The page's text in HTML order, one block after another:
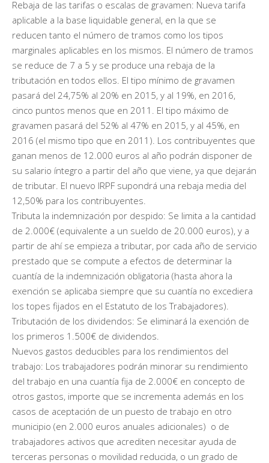
Rebaja de las tarifas o escalas de gravamen: Nueva tarifa
aplicable a la base liquidable general, en la que se
reducen tanto el número de tramos como los tipos
marginales aplicables en los mismos. El número de tramos
se reduce de 7 a 5 y se produce una rebaja de la
tributación en todos ellos. El tipo mínimo de gravamen
pasará del 24,75% al 20% en 2015, y al 19%, en 2016,
cinco puntos menos que en 2011. El tipo máximo de
gravamen pasará del 52% al 47% en 2015, y al 45%, en
2016 (el mismo tipo que en 2011). Los contribuyentes que
ganan menos de 12.000 euros al año podrán disponer de
su salario íntegro a partir del año que viene, ya que dejarán
de tributar. El nuevo IRPF supondrá una rebaja media del
12,50% para los contribuyentes.
Tributa la indemnización por despido: Se limita a la cantidad
de 2.000€ (equivalente a un sueldo de 20.000 euros), y a
partir de ahí se empieza a tributar, por cada año de servicio
prestado que se compute a efectos de determinar la
cuantía de la indemnización obligatoria (hasta ahora la
exención se aplicaba siempre que su cuantía no excediera
los topes fijados en el Estatuto de los Trabajadores).
Tributación de los dividendos: Se eliminará la exención de
los primeros 1.500€ de dividendos.
Nuevos gastos deducibles para los rendimientos del
trabajo: Los trabajadores podrán minorar su rendimiento
del trabajo en una cuantía fija de 2.000€ en concepto de
otros gastos, importe que se incrementa además en los
casos de aceptación de un puesto de trabajo en otro
municipio (en 2.000 euros anuales adicionales) o de
trabajadores activos que acrediten necesitar ayuda de
terceras personas o movilidad reducida, o un grado de